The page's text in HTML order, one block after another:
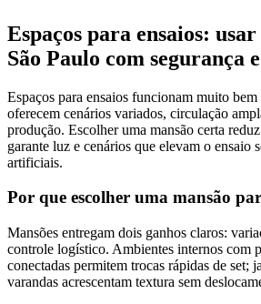
Espaços para ensaios: usar
São Paulo com segurança
Espaços para ensaios funcionam muito
oferecem cenários variados, circulação
produção. Escolher uma mansão certa
garante luz e cenários que elevam o ensaio
artificiais.
Por que escolher uma mansão
Mansões entregam dois ganhos claros:
controle logístico. Ambientes internos com
conectadas permitem trocas rápidas de set;
varandas acrescentam textura sem